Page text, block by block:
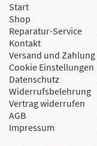
Start
Shop
Reparatur-Service
Kontakt
Versand und Zahlung
Cookie Einstellungen
Datenschutz
Widerrufsbelehrung
Vertrag widerrufen
AGB
Impressum